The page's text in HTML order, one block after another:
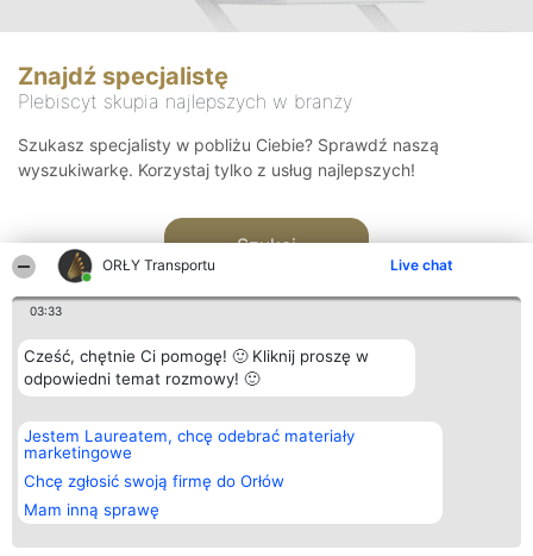
ORŁY Transportu Live chat
03:33
Cześć, chętnie Ci pomogę! 🙂 Kliknij proszę w
odpowiedni temat rozmowy! 🙂
Jestem Laureatem, chcę odebrać materiały
marketingowe
Chcę zgłosić swoją firmę do Orłów
Mam inną sprawę
Znajdź specjalistę
Plebiscyt skupia najlepszych w branży
Szukasz specjalisty w pobliżu Ciebie? Sprawdź naszą
wyszukiwarkę. Korzystaj tylko z usług najlepszych!
Szukaj
Organizator plebiscytu
Bright Side Solutions sp. z o.
o. sp. k.
ul. Ruska 22
Wrocław 50-079
KRS 0000749100 | Regon
381313360 | NIP 8943132676
Plebiscyt
Laureaci
wszystkich
Laureatów
Regulamin
Kontakt
Kontakt